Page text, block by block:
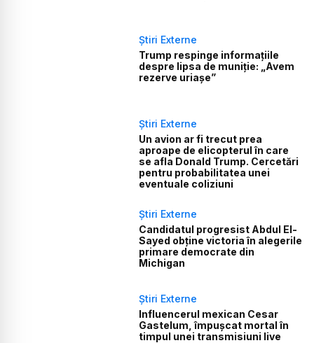
Știri Externe
Trump respinge informațiile
despre lipsa de muniție: „Avem
rezerve uriașe”
Știri Externe
Un avion ar fi trecut prea
aproape de elicopterul în care
se afla Donald Trump. Cercetări
pentru probabilitatea unei
eventuale coliziuni
Știri Externe
Candidatul progresist Abdul El-
Sayed obține victoria în alegerile
primare democrate din
Michigan
Știri Externe
Influencerul mexican Cesar
Gastelum, împușcat mortal în
timpul unei transmisiuni live